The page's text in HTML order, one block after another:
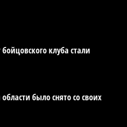
Азии в
экологичного
клуба стали
было снято со своих